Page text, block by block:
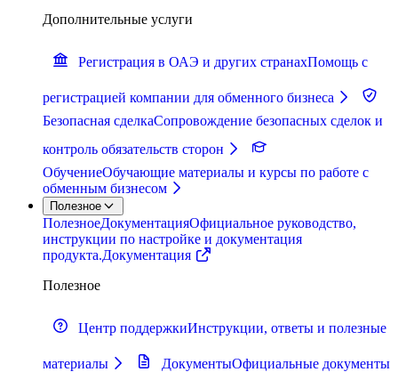
Дополнительные услуги
Регистрация в ОАЭ и других странахПомощь с
регистрацией компании для обменного бизнеса
Безопасная сделкаСопровождение безопасных сделок и
контроль обязательств сторон
ОбучениеОбучающие материалы и курсы по работе с
обменным бизнесом
Полезное
ПолезноеДокументацияОфициальное руководство,
инструкции по настройке и документация
продукта.Документация
Полезное
Центр поддержкиИнструкции, ответы и полезные
материалы ДокументыОфициальные документы